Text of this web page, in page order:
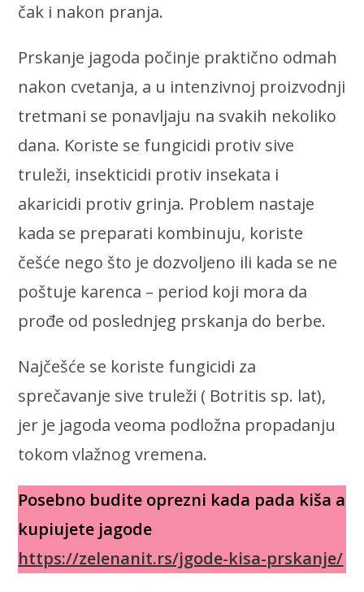
čak i nakon pranja.
Prskanje jagoda počinje praktično odmah
nakon cvetanja, a u intenzivnoj proizvodnji
tretmani se ponavljaju na svakih nekoliko
dana. Koriste se fungicidi protiv sive
truleži, insekticidi protiv insekata i
akaricidi protiv grinja. Problem nastaje
kada se preparati kombinuju, koriste
češće nego što je dozvoljeno ili kada se ne
poštuje karenca – period koji mora da
prođe od poslednjeg prskanja do berbe.
Najčešće se koriste fungicidi za
sprečavanje sive truleži ( Botritis sp. lat),
jer je jagoda veoma podložna propadanju
tokom vlažnog vremena.
Posebno budite oprezni kada pada kiša a
kupiujete jagode
https://zelenanit.rs/jgode-kisa-prskanje/